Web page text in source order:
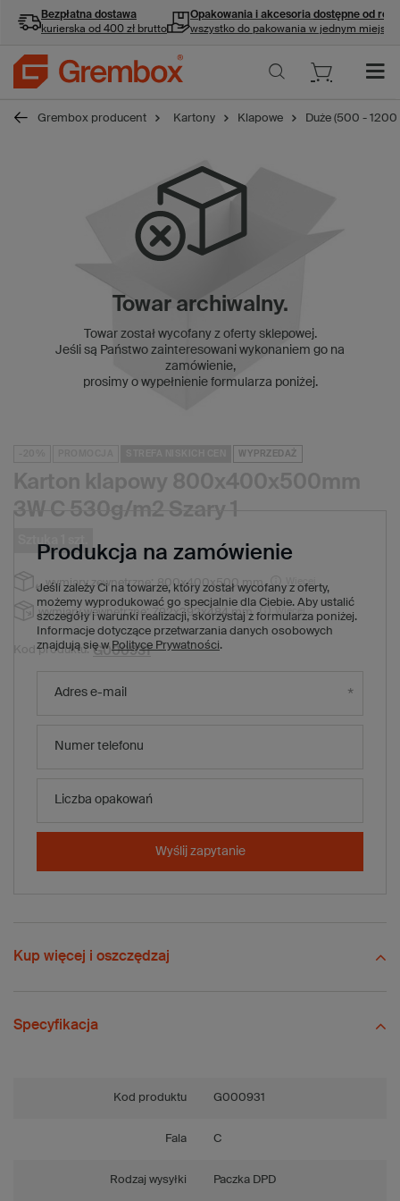
Bezpłatna dostawa
kurierska od 400 zł brutto
Opakowania i akcesoria dostępne od ręki
wszystko do pakowania w jednym miejscu
Grembox producent Kartony Klapowe Duże (500 -
Towar archiwalny.
Towar został wycofany z oferty sklepowej.
Jeśli są Państwo zainteresowani wykonaniem go na
zamówienie,
prosimy o wypełnienie formularza poniżej.
Produkcja na zamówienie
Jeśli zależy Ci na towarze, który został wycofany z oferty,
możemy wyprodukować go specjalnie dla Ciebie. Aby ustalić
szczegóły i warunki realizacji, skorzystaj z formularza poniżej.
Informacje dotyczące przetwarzania danych osobowych
znajdują się w Polityce Prywatności.
Adres e-mail
Numer telefonu
Liczba opakowań
Wyślij zapytanie
WYPRZEDAŻ
Karton klapowy 800x400x500mm
3W C 530g/m2 Szary 1
wymiary zewnętrzne: 800x400x500 mm
wymiary wewnętrzne: 792x392x484 mm Więcej
Kod produktu: G000931
Cena regularna: 16,14 zł
Kup więcej i oszczędzaj
Specyfikacja
Kod produktu G000931
Fala C
Rodzaj wysyłki Paczka DPD